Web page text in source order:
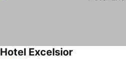
Hotel Excelsior